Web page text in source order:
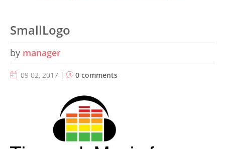
SmallLogo
by manager
09 02, 2017 | 0 comments